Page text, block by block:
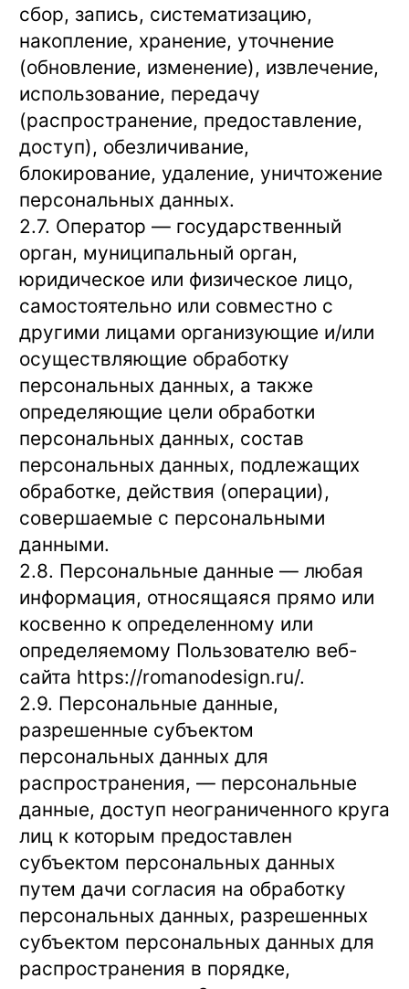
сбор, запись, систематизацию,
накопление, хранение, уточнение
(обновление, изменение), извлечение,
использование, передачу
(распространение, предоставление,
доступ), обезличивание,
блокирование, удаление, уничтожение
персональных данных.
2.7. Оператор — государственный
орган, муниципальный орган,
юридическое или физическое лицо,
самостоятельно или совместно с
другими лицами организующие и/или
осуществляющие обработку
персональных данных, а также
определяющие цели обработки
персональных данных, состав
персональных данных, подлежащих
обработке, действия (операции),
совершаемые с персональными
данными.
2.8. Персональные данные — любая
информация, относящаяся прямо или
косвенно к определенному или
определяемому Пользователю веб-
сайта https://romanodesign.ru/.
2.9. Персональные данные,
разрешенные субъектом
персональных данных для
распространения, — персональные
данные, доступ неограниченного круга
лиц к которым предоставлен
субъектом персональных данных
путем дачи согласия на обработку
персональных данных, разрешенных
субъектом персональных данных для
распространения в порядке,